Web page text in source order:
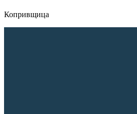
Копривщица